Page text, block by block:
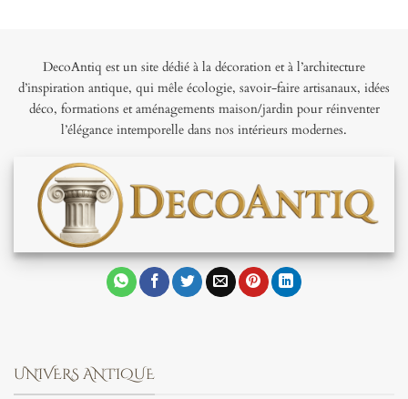
DecoAntiq est un site dédié à la décoration et à l’architecture
d’inspiration antique, qui mêle écologie, savoir-faire artisanaux, idées
déco, formations et aménagements maison/jardin pour réinventer
l’élégance intemporelle dans nos intérieurs modernes.
UNIVERS ANTIQUE